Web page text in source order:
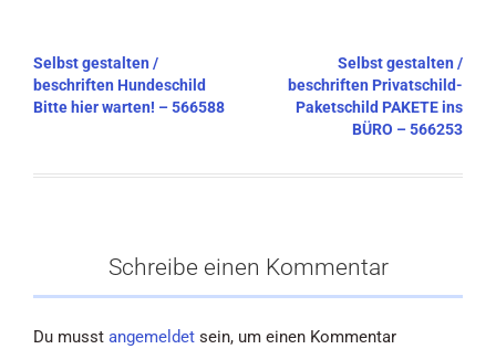
Beitragsnavigation
Selbst gestalten /
beschriften Hundeschild
Bitte hier warten! – 566588
Selbst gestalten /
beschriften Privatschild-
Paketschild PAKETE ins
BÜRO – 566253
Schreibe einen Kommentar
Du musst angemeldet sein, um einen Kommentar